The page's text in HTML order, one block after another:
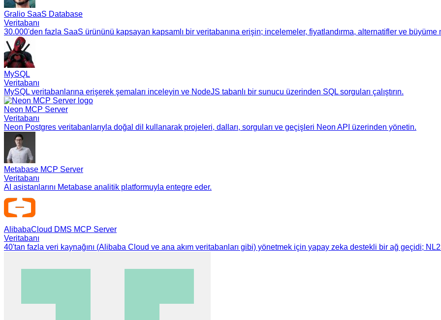
Gralio SaaS Database
Veritabanı
30.000'den fazla SaaS ürününü kapsayan kapsamlı bir veritabanına erişin; incelemeler, fiyatlandırma, alternatifler ve büyüme
MySQL
Veritabanı
MySQL veritabanlarına erişerek şemaları inceleyin ve NodeJS tabanlı bir sunucu üzerinden SQL sorguları çalıştırın.
Neon MCP Server
Veritabanı
Neon Postgres veritabanlarıyla doğal dil kullanarak projeleri, dalları, sorguları ve geçişleri Neon API üzerinden yönetin.
Metabase MCP Server
Veritabanı
AI asistanlarını Metabase analitik platformuyla entegre eder.
AlibabaCloud DMS MCP Server
Veritabanı
40'tan fazla veri kaynağını (Alibaba Cloud ve ana akım veritabanları gibi) yönetmek için yapay zeka destekli bir ağ geçidi;